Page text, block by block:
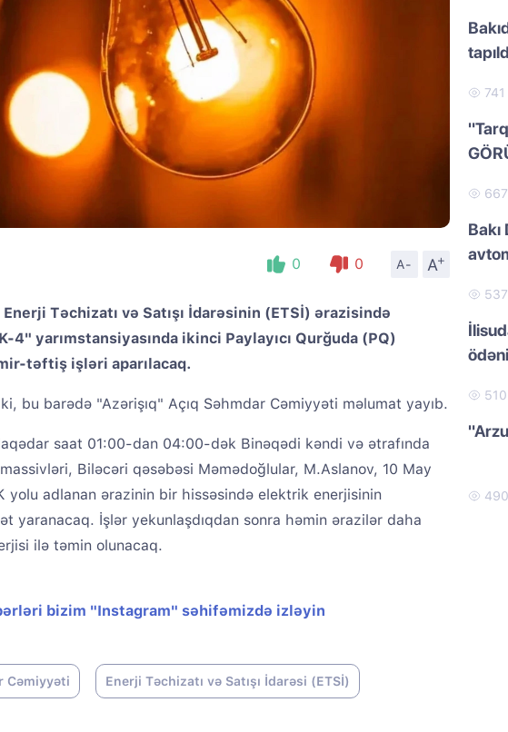
0 0 A- A
+
Təchizatı və Satışı İdarəsinin (ETSİ) ərazisində
4" yarımstansiyasında ikinci Paylayıcı Qurğuda (PQ)
təftiş işləri aparılacaq.
bu barədə "Azərişıq" Açıq Səhmdar Cəmiyyəti məlumat yayıb.
saat 01:00-dan 04:00-dək Binəqədi kəndi və ətrafında
Biləcəri qəsəbəsi Məmədoğlular, M.Aslanov, 10 May
yolu adlanan ərazinin bir hissəsində elektrik enerjisinin
yaranacaq. İşlər yekunlaşdıqdan sonra həmin ərazilər daha
ilə təmin olunacaq.
bizim "Instagram" səhifəmizdə izləyin
Cəmiyyəti Enerji Təchizatı və Satışı İdarəsi (ETSİ)
741